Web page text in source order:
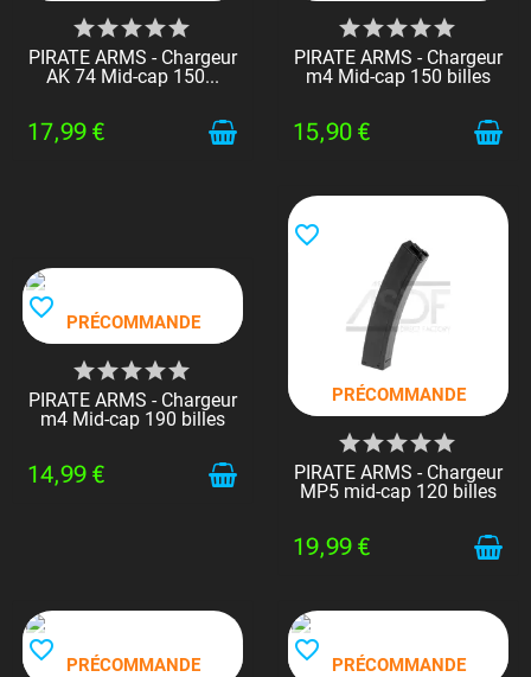
PIRATE ARMS - Chargeur
AK 74 Mid-cap 150...
17,99 €
PIRATE ARMS - Chargeur
m4 Mid-cap 150 billes
15,90 €
PRÉCOMMANDE
favorite_border
PIRATE ARMS - Chargeur
m4 Mid-cap 190 billes
14,99 €
PRÉCOMMANDE
favorite_border
PIRATE ARMS - Chargeur
MP5 mid-cap 120 billes
19,99 €
PRÉCOMMANDE
favorite_border
PRÉCOMMANDE
favorite_border